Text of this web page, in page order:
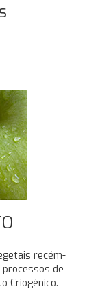
recém-
de
Criogénico.